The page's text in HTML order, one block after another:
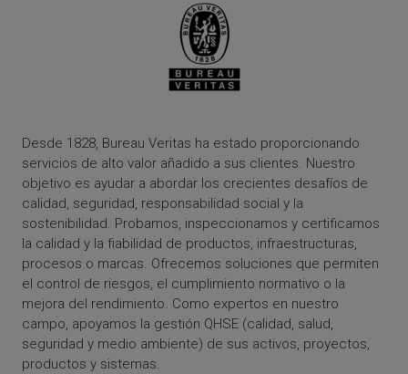
Desde 1828, Bureau Veritas ha estado proporcionando
servicios de alto valor añadido a sus clientes. Nuestro
objetivo es ayudar a abordar los crecientes desafíos de
calidad, seguridad, responsabilidad social y la
sostenibilidad. Probamos, inspeccionamos y certificamos
la calidad y la fiabilidad de productos, infraestructuras,
procesos o marcas. Ofrecemos soluciones que permiten
el control de riesgos, el cumplimiento normativo o la
mejora del rendimiento. Como expertos en nuestro
campo, apoyamos la gestión QHSE (calidad, salud,
seguridad y medio ambiente) de sus activos, proyectos,
productos y sistemas.